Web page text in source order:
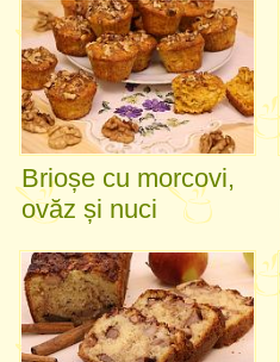
Brioșe cu morcovi,
ovăz și nuci